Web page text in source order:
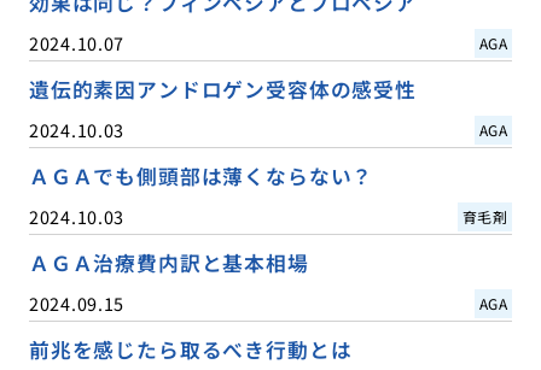
2024.10.07 AGA
遺伝的素因アンドロゲン受容体の感受性
2024.10.03 AGA
ＡＧＡでも側頭部は薄くならない？
2024.10.03 育毛剤
ＡＧＡ治療費内訳と基本相場
2024.09.15 AGA
前兆を感じたら取るべき行動とは